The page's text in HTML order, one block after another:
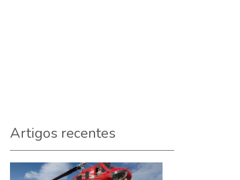
Artigos recentes